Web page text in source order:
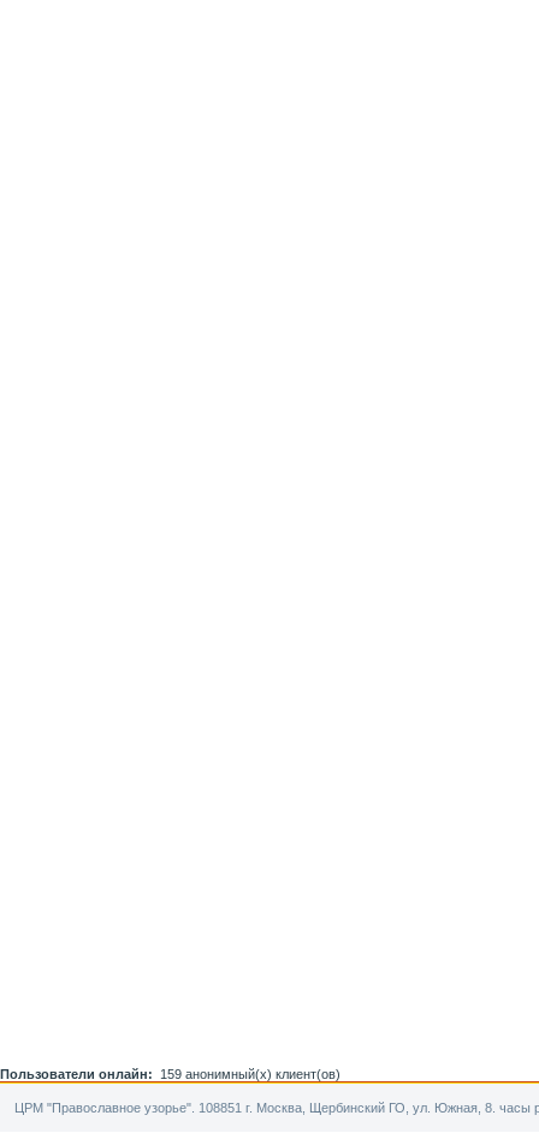
Пользователи онлайн: 159 анонимный(х) клиент(ов)
ЦРМ "Православное узорье". 108851 г. Москва, Щербинский ГО, ул. Южная, 8. часы